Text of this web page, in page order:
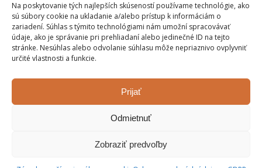
Na poskytovanie tých najlepších skúseností používame technológie, ako
sú súbory cookie na ukladanie a/alebo prístup k informáciám o
zariadení. Súhlas s týmito technológiami nám umožní spracovávať
údaje, ako je správanie pri prehliadaní alebo jedinečné ID na tejto
stránke. Nesúhlas alebo odvolanie súhlasu môže nepriaznivo ovplyvniť
určité vlastnosti a funkcie.
Prijať
Odmietnuť
Zobraziť predvoľby
KONTAKT
Flama ecol,s.r.o.
IČO: 47 509 511, IČ DPH: SK2023921581